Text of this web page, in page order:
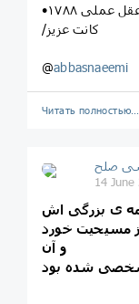
/کانت عزیز
@abbasnaeemi
Читать полностью…
صلح
14
ی بزرگی اش
مسیحیت خورد
و آن